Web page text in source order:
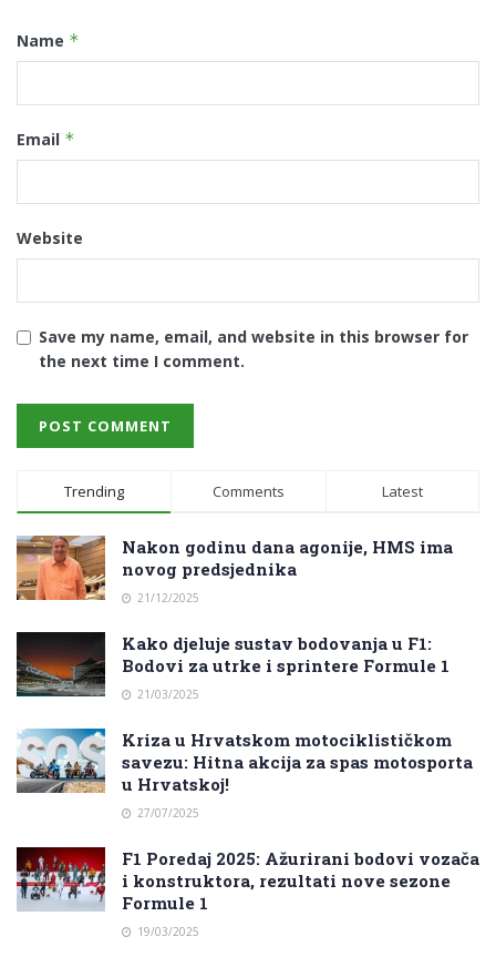
Name *
Email *
Website
Save my name, email, and website in this browser for
the next time I comment.
Trending Comments Latest
Nakon godinu dana agonije, HMS ima
novog predsjednika
21/12/2025
Kako djeluje sustav bodovanja u F1:
Bodovi za utrke i sprintere Formule 1
21/03/2025
Kriza u Hrvatskom motociklističkom
savezu: Hitna akcija za spas motosporta
u Hrvatskoj!
27/07/2025
F1 Poredaj 2025: Ažurirani bodovi vozača
i konstruktora, rezultati nove sezone
Formule 1
19/03/2025